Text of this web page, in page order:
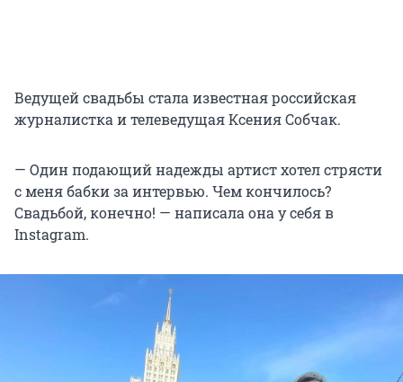
Ведущей свадьбы стала известная российская
журналистка и телеведущая Ксения Собчак.
— Один подающий надежды артист хотел стрясти
с меня бабки за интервью. Чем кончилось?
Свадьбой, конечно! — написала она у себя в
Instagram.